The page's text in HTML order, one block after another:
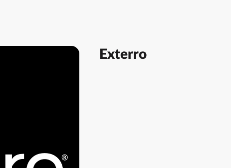
Exterro